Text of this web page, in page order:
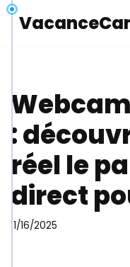
:
réel le
direct
11/16/2025